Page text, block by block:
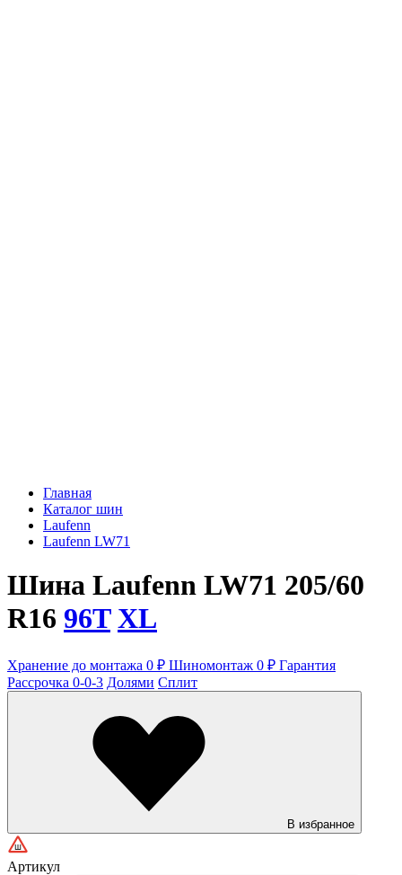
Главная
Каталог шин
Laufenn
Laufenn LW71
Шина Laufenn LW71 205/60
R16 96T XL
Хранение до монтажа 0 ₽ Шиномонтаж 0 ₽ Гарантия
Рассрочка 0-0-3 Долями Сплит
В избранное
Артикул